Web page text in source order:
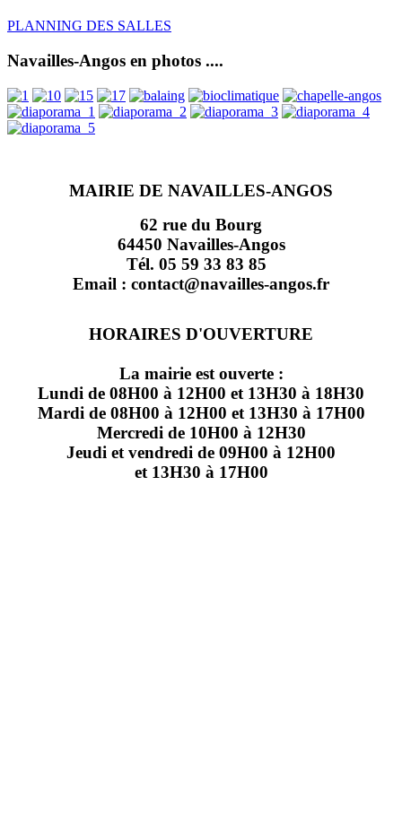
PLANNING DES SALLES
Navailles-Angos en photos ....
MAIRIE DE NAVAILLES-ANGOS
62 rue du Bourg
64450 Navailles-Angos
Tél. 05 59 33 83 85
Email : contact@navailles-angos.fr
HORAIRES D'OUVERTURE
La mairie est ouverte :
Lundi de 08H00 à 12H00 et 13H30 à 18H30
Mardi de 08H00 à 12H00 et 13H30 à 17H00
Mercredi de 10H00 à 12H30
Jeudi et vendredi de 09H00 à 12H00
et 13H30 à 17H00